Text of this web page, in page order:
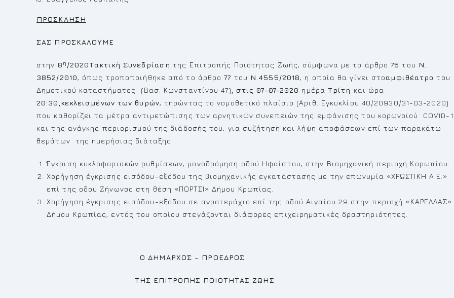
ΠΡΟΣΚΛΗΣΗ
ΣΑΣ ΠΡΟΣΚΑΛΟΥΜΕ
στην 8 η /2020Τακτική Συνεδρίαση της Επιτροπής Ποιότητας Ζωής, σύμφωνα με το άρθρο75του Ν.
3852/2010, όπως τροποποιήθηκε από το άρθρο77 του Ν.4555/2018, η οποία θα γίνει στοαμφιθέατρο του
Δημοτικού καταστήματος (Βασ. Κωνσταντίνου 47) , στις 07-07-2020 ημέραΤρίτη και ώρα
20:30, κεκλεισμένων των θυρών, τηρώντας το νομοθετικό πλαίσιο (Αριθ. Εγκυκλίου 40/20930/31-03-2020)
που καθορίζει τα μέτρα αντιμετώπισης των αρνητικών συνεπειών της εμφάνισης του κορωνοϊού COVID-
και της ανάγκης περιορισμού της διάδοσής του, για συζήτηση και λήψη αποφάσεων επί των παρακάτω
θεμάτων της ημερήσιας διάταξης:
Έγκριση κυκλοφοριακών ρυθμίσεων, μονοδρόμηση οδού Ηφαίστου, στην Βιομηχανική περιοχή Κορωπίου.
Χορήγηση έγκρισης εισόδου-εξόδου της βιομηχανικής εγκατάστασης με την επωνυμία «ΧΡΩΣΤΙΚΗ Α.Ε.»
επί της οδού Ζήνωνος στη θέση «ΠΟΡΤΣΙ» Δήμου Κρωπίας.
Χορήγηση έγκρισης εισόδου-εξόδου σε αγροτεμάχιο επί της οδού Αιγαίου 29 στην περιοχή «ΚΑΡΕΛΛΑΣ»
Δήμου Κρωπίας, εντός του οποίου στεγάζονται διάφορες επιχειρηματικές δραστηριότητες.
Ο ΔΗΜΑΡΧΟΣ – ΠΡΟΕΔΡΟΣ
ΤΗΣ ΕΠΙΤΡΟΠΗΣ ΠΟΙΟΤΗΤΑΣ ΖΩΗΣ